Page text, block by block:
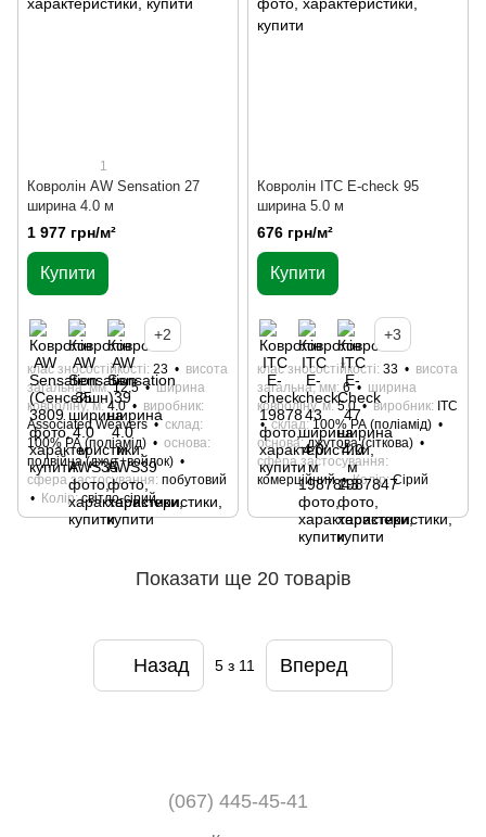
1
Ковролін AW Sensation 27
ширина 4.0 м
1 977 грн/м²
Купити
+2
клас зносостійкості 23
висота
загальна, мм 12,5
ширина
ковроліну, м 4.0
виробник
Associated Weavers
склад
100% РА (поліамід)
основа
подвійна (джут+войлок)
сфера застосування побутовий
Колір світло-сірий
Ковролін ITC E-check 95
ширина 5.0 м
676 грн/м²
Купити
+3
клас зносостійкості 33
висота
загальна, мм 6
ширина
ковроліну, м 5.0 виробник
ITC
склад 100% РА (поліамід)
основа джутова (сіткова)
сфера застосування
комерційний
Колір Сірий
Показати ще 20 товарів
Назад 5 з 11 Вперед
(067) 445-45-41